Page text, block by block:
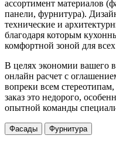
ассортимент материалов
панели, фурнитура).
технические и
благодаря которым
комфортной зоной для
В целях экономии вашего
онлайн расчет с
вопреки всем
заказ это недорого,
опытной команды
Фасады Фурнитура